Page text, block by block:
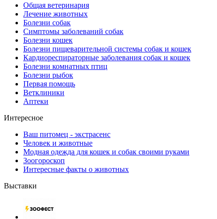
Общая ветеринария
Лечение животных
Болезни собак
Симптомы заболеваний собак
Болезни кошек
Болезни пищеварительной системы собак и кошек
Кардиореспираторные заболевания собак и кошек
Болезни комнатных птиц
Болезни рыбок
Первая помощь
Ветклиники
Аптеки
Интересное
Ваш питомец - экстрасенс
Человек и животные
Модная одежда для кошек и собак своими руками
Зоогороскоп
Интересные факты о животных
Выставки